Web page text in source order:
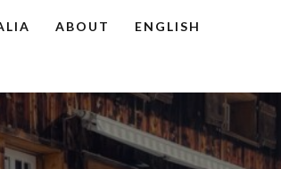
ABOUT ENGLISH